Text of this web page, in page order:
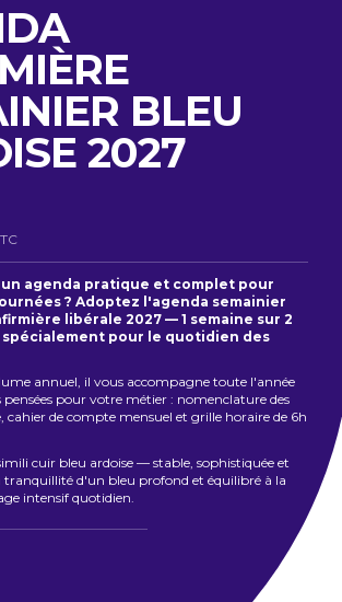
BLEU
2027
agenda pratique et complet pour
? Adoptez l'agenda semainier
libérale 2027 — 1 semaine sur 2
pour le quotidien des
annuel, il vous accompagne toute l'année
pensées pour votre métier : nomenclature des
cahier de compte mensuel et grille horaire de 6h
cuir bleu ardoise — stable, sophistiquée et
d'un bleu profond et équilibré à la
intensif quotidien.